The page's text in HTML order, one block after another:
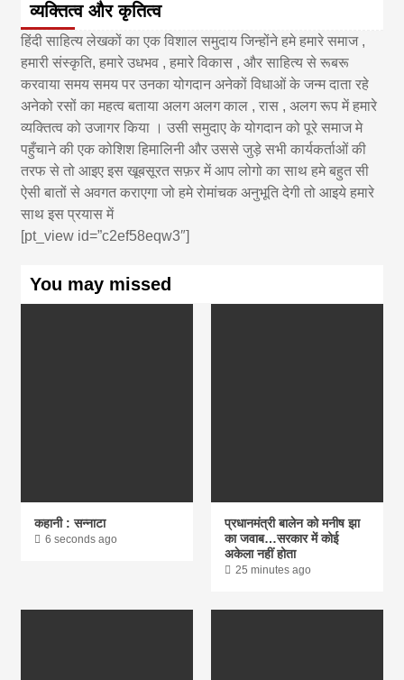
व्यक्तित्व और कृतित्व
हिंदी साहित्य लेखकों का एक विशाल समुदाय जिन्होंने हमे हमारे समाज ,
हमारी संस्कृति, हमारे उधभव , हमारे विकास , और साहित्य से रूबरू
करवाया समय समय पर उनका योगदान अनेकों विधाओं के जन्म दाता रहे
अनेको रसों का महत्व बताया अलग अलग काल , रास , अलग रूप में हमारे
व्यक्तित्व को उजागर किया । उसी समुदाए के योगदान को पूरे समाज मे
पहुँचाने की एक कोशिश हिमालिनी और उससे जुड़े सभी कार्यकर्ताओं की
तरफ से तो आइए इस खूबसूरत सफ़र में आप लोगो का साथ हमे बहुत सी
ऐसी बातों से अवगत कराएगा जो हमे रोमांचक अनुभूति देगी तो आइये हमारे
साथ इस प्रयास में
[pt_view id=”c2ef58eqw3″]
You may missed
कहानी : सन्नाटा
6 seconds ago
प्रधानमंत्री बालेन को मनीष झा
का जवाब…सरकार में कोई
अकेला नहीं होता
25 minutes ago